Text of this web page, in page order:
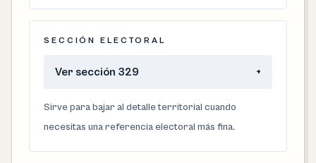
SECCIÓN ELECTORAL
Ver sección 329 +
Sirve para bajar al detalle territorial cuando
necesitas una referencia electoral más fina.